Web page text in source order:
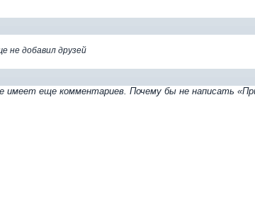
не добавил друзей
имеет еще комментариев. Почему бы не написать